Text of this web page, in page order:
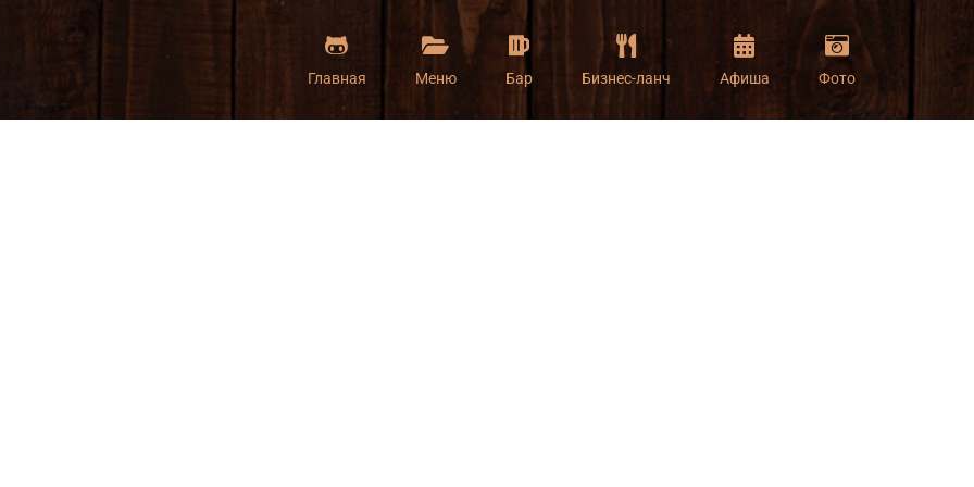
Главная Меню Бар Бизнес-ланч Афиша Фото